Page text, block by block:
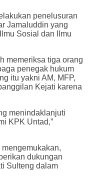
penelusuran
Jamaluddin yang
Sosial dan Ilmu
memeriksa tiga orang
penegak hukum
itu yakni AM, MFP,
Kejati karena
menindaklanjuti
KPK Untad,”
dukungan
Sulteng dalam